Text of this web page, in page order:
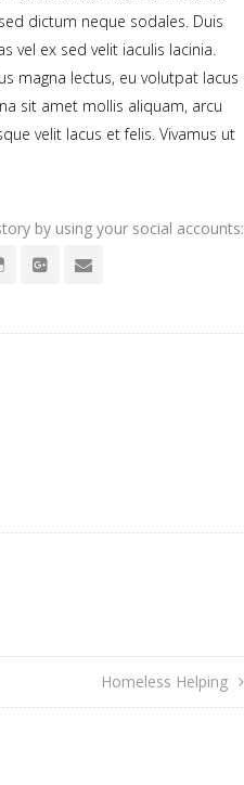
dictum neque sodales. Duis
vel ex sed velit iaculis lacinia.
magna lectus, eu volutpat lacus
sit amet mollis aliquam, arcu
velit lacus et felis. Vivamus ut
by using your social accounts:
Homeless Helping